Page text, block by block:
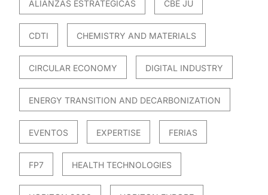
ALIANZAS ESTRATÉGICAS CBE JU
CDTI CHEMISTRY AND MATERIALS
CIRCULAR ECONOMY DIGITAL INDUSTRY
ENERGY TRANSITION AND DECARBONIZATION
EVENTOS EXPERTISE FERIAS
FP7 HEALTH TECHNOLOGIES